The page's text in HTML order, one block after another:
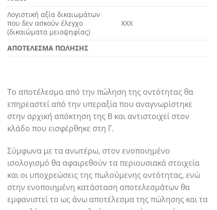
Λογιστική αξία δικαιωμάτων
που δεν ασκούν έλεγχο
(δικαιώματα μειοψηφίας)
ΧΧΧ
ΑΠΟΤΕΛΕΣΜΑ ΠΩΛΗΣΗΣ
Το αποτέλεσμα από την πώληση της οντότητας θα
επηρεαστεί από την υπεραξία που αναγνωρίστηκε
στην αρχική απόκτηση της Β και αντιστοιχεί στον
κλάδο που εισφέρθηκε στη Γ.
Σύμφωνα με τα ανωτέρω, στον ενοποιημένο
ισολογισμό θα αφαιρεθούν τα περιουσιακά στοιχεία
και οι υποχρεώσεις της πωλούμενης οντότητας, ενώ
στην ενοποιημένη κατάσταση αποτελεσμάτων θα
εμφανιστεί το ως άνω αποτέλεσμα της πώλησης και τα